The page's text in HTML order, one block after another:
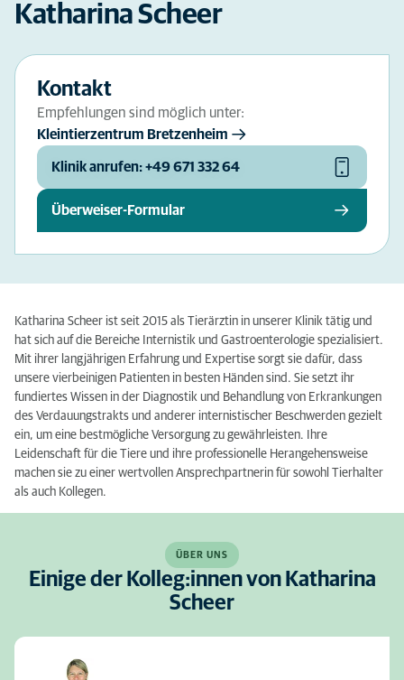
Katharina Scheer
Kontakt
Empfehlungen sind möglich unter:
Kleintierzentrum Bretzenheim
Klinik anrufen: +49 671 332 64
Überweiser-Formular
Katharina Scheer ist seit 2015 als Tierärztin in unserer Klinik tätig und
hat sich auf die Bereiche Internistik und Gastroenterologie spezialisiert.
Mit ihrer langjährigen Erfahrung und Expertise sorgt sie dafür, dass
unsere vierbeinigen Patienten in besten Händen sind. Sie setzt ihr
fundiertes Wissen in der Diagnostik und Behandlung von Erkrankungen
des Verdauungstrakts und anderer internistischer Beschwerden gezielt
ein, um eine bestmögliche Versorgung zu gewährleisten. Ihre
Leidenschaft für die Tiere und ihre professionelle Herangehensweise
machen sie zu einer wertvollen Ansprechpartnerin für sowohl Tierhalter
als auch Kollegen.
ÜBER UNS
Einige der Kolleg:innen von Katharina
Scheer